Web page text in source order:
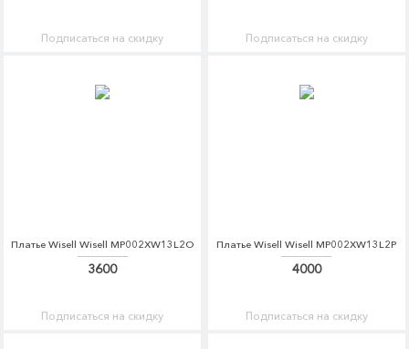
Подписаться на скидку Подписаться на скидку
Платье Wisell Wisell MP002XW13L2O
3600
Подписаться на скидку
Платье Wisell Wisell MP002XW13L2P
4000
Подписаться на скидку